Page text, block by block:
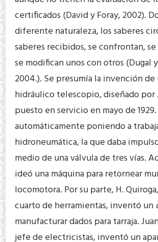
certificados (David y Foray, 2002).
diferente naturaleza, los saberes
saberes recibidos, se confrontan,
se modifican unos con otros (Dugal
2004.). Se presumía la invención
hidráulico telescopio, diseñado por
puesto en servicio en mayo de
automáticamente poniendo a
hidroneumática, la que daba
medio de una válvula de tres vías.
ideó una máquina para retornear
locomotora. Por su parte, H.
cuarto de herramientas, inventó un
manufacturar dados para tarraja.
jefe de electricistas, inventó un